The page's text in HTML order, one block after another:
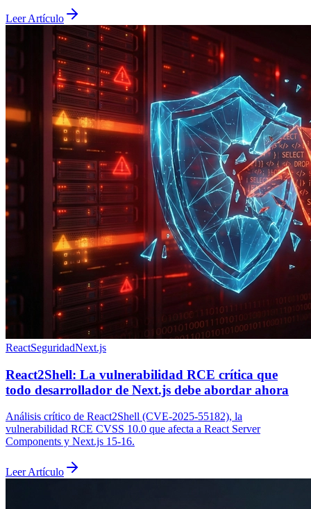
Leer Artículo
ReactSeguridadNext.js
React2Shell: La vulnerabilidad RCE crítica que
todo desarrollador de Next.js debe abordar ahora
Análisis crítico de React2Shell (CVE-2025-55182), la
vulnerabilidad RCE CVSS 10.0 que afecta a React Server
Components y Next.js 15-16.
Leer Artículo